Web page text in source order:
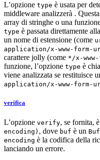
L’opzione type è usata per
middleware analizzerà .
array di stringhe o una
type è passata direttamente
un nome di estensione (come
application/x-www-form-
carattere jolly (come */x-
funzione, l’opzione type è
viene analizzata se restituisce
application/x-www-form-
verifica
L’opzione verify, se fornita,
encoding) , dove buf è un
encoding è la codifica della
lanciando un errore.